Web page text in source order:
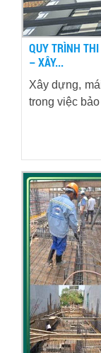
QUY TRÌNH
– XÂY...
Xây dựng,
trong việc